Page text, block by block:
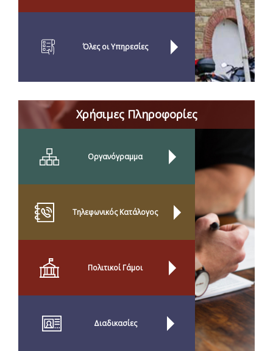
Όλες οι Yπηρεσίες
Χρήσιμες Πληροφορίες
Οργανόγραμμα
Τηλεφωνικός Κατάλογος
Πολιτικοί Γάμοι
Διαδικασίες